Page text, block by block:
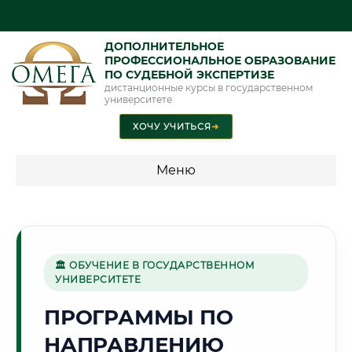
ДОПОЛНИТЕЛЬНОЕ
ПРОФЕССИОНАЛЬНОЕ ОБРАЗОВАНИЕ
ПО СУДЕБНОЙ ЭКСПЕРТИЗЕ
дистанционные курсы в государственном
университете
ХОЧУ УЧИТЬСЯ➜
Меню
специальности"
Стоимость по программам обучения "Судебная экспертиза"
Стоимость по программам обучения "Экспертиза"
🏛 ОБУЧЕНИЕ В ГОСУДАРСТВЕННОМ
УНИВЕРСИТЕТЕ
ПРОГРАММЫ ПО
НАПРАВЛЕНИЮ